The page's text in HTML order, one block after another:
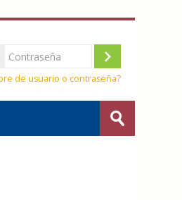
Acceder
de usuario o contraseña?
Enviar